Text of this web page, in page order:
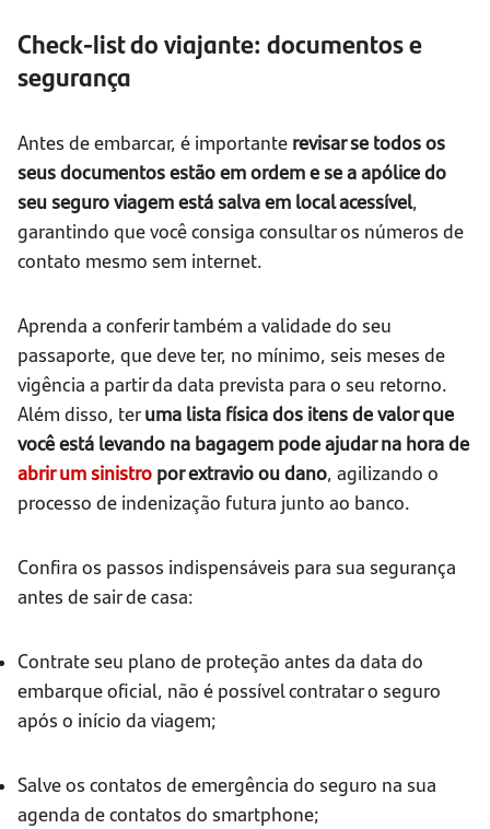
Check-list do viajante: documentos e
segurança
Antes de embarcar, é importante revisar se todos os
seus documentos estão em ordem e se a apólice do
seu seguro viagem está salva em local acessível,
garantindo que você consiga consultar os números de
contato mesmo sem internet.
Aprenda a conferir também a validade do seu
passaporte, que deve ter, no mínimo, seis meses de
vigência a partir da data prevista para o seu retorno.
Além disso, teruma lista física dos itens de valor que
você está levando na bagagem pode ajudar na hora de
abrir um sinistro por extravio ou dano, agilizando o
processo de indenização futura junto ao banco.
Confira os passos indispensáveis para sua segurança
antes de sair de casa:
Contrate seu plano de proteção antes da data do
embarque oficial, não é possível contratar o seguro
após o início da viagem;
Salve os contatos de emergência do seguro na sua
agenda de contatos do smartphone;